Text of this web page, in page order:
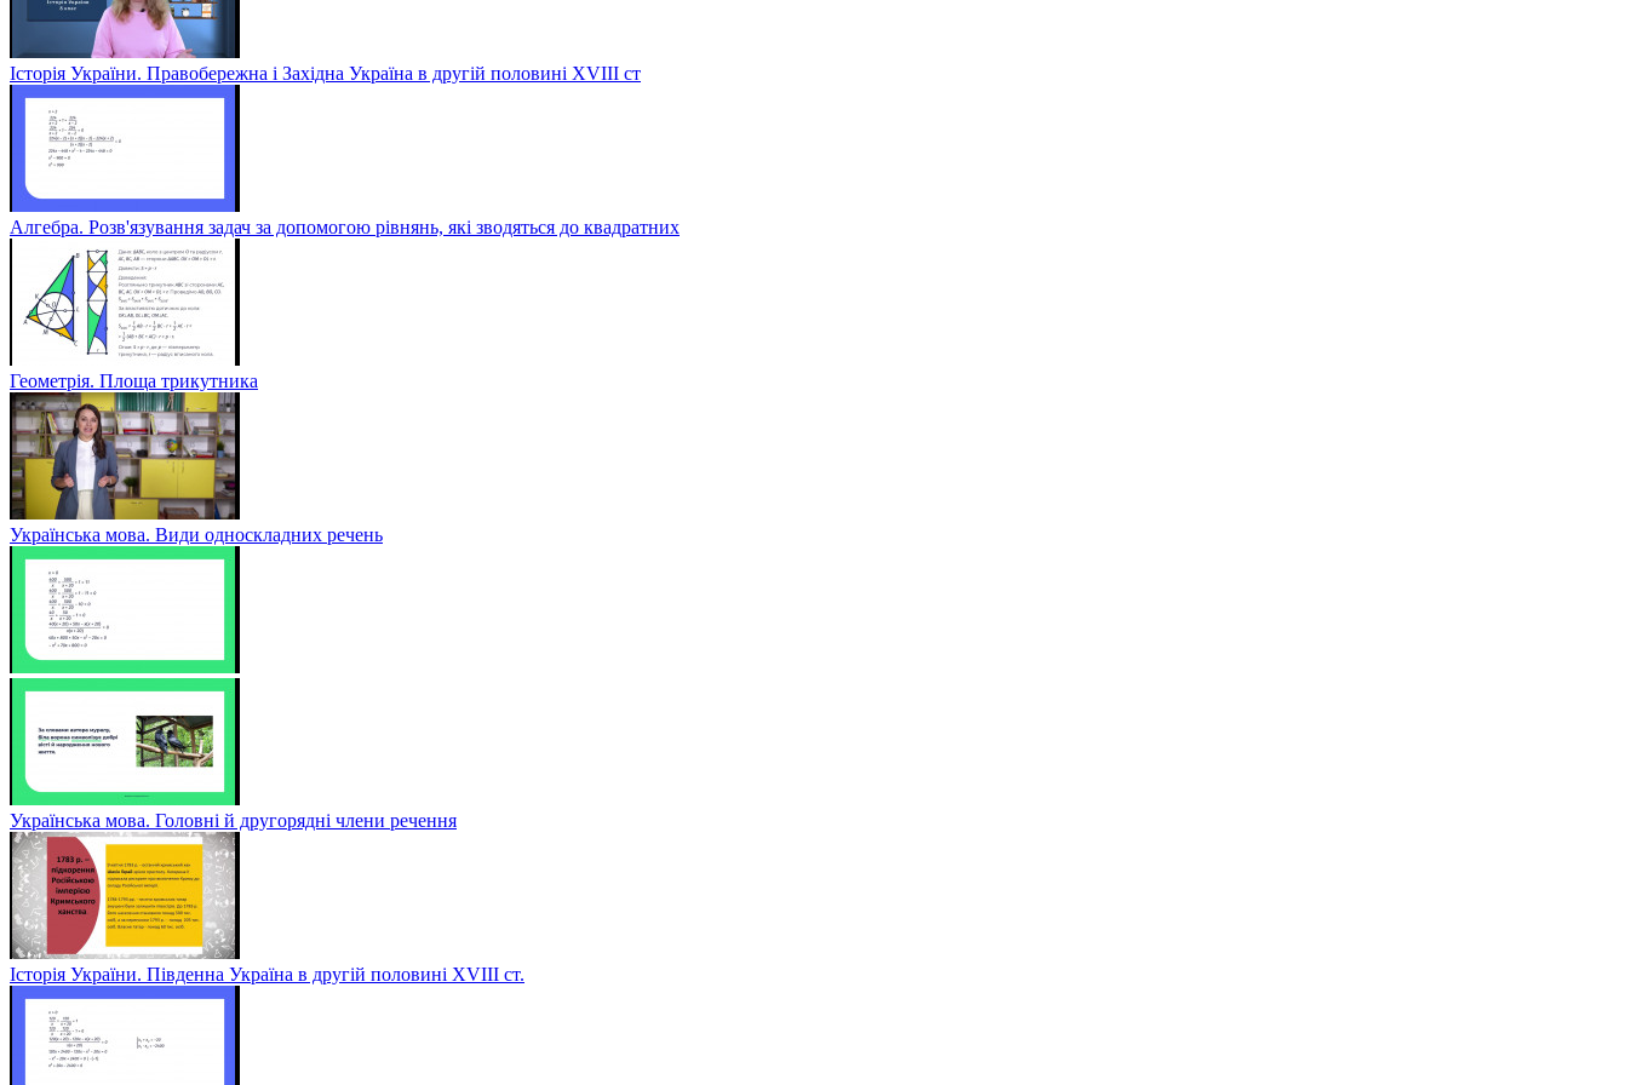
Історія України. Правобережна і Західна Україна в другій половині XVIII ст
Алгебра. Розв'язування задач за допомогою рівнянь, які зводяться до квадратних
Геометрія. Площа трикутника
Українська мова. Види односкладних речень
Українська мова. Головні й другорядні члени речення
Історія України. Південна Україна в другій половині ХVІІІ ст.